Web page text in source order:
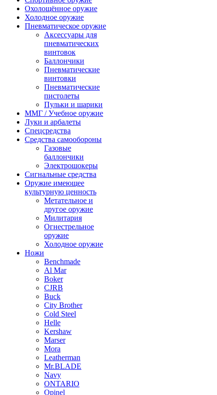
Охолощённое оружие
Холодное оружие
Пневматическое оружие
Аксессуары для
пневматических
винтовок
Баллончики
Пневматические
винтовки
Пневматические
пистолеты
Пульки и шарики
ММГ / Учебное оружие
Луки и арбалеты
Спецсредства
Средства самообороны
Газовые
баллончики
Электрошокеры
Сигнальные средства
Оружие имеющее
культурную ценность
Метательное и
другое оружие
Милитария
Огнестрельное
оружие
Холодное оружие
Ножи
Benchmade
Al Mar
Boker
CJRB
Buck
City Brother
Cold Steel
Helle
Kershaw
Marser
Mora
Leatherman
Mr.BLADE
Navy
ONTARIO
Opinel